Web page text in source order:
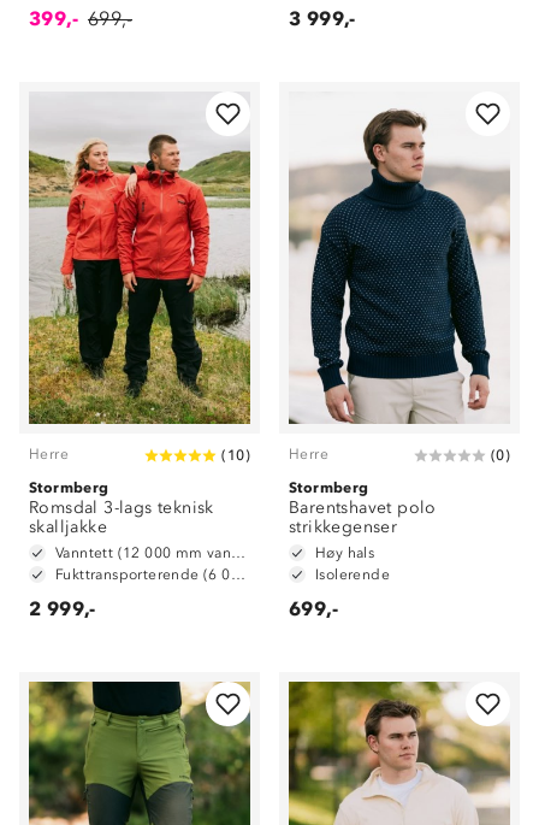
399,- 699,- 3 999,-
Herre ( 10)
Stormberg
Romsdal 3-lags teknisk
skalljakke
2 999,-
Herre (0)
Stormberg
Barentshavet polo
strikkegenser
Høy hals
Isolerende
699,-